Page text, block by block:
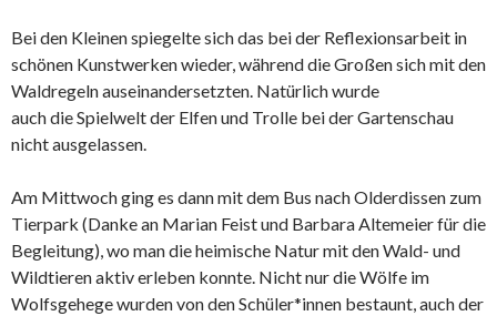
Bei den Kleinen spiegelte sich das bei der Reflexionsarbeit in
schönen Kunstwerken wieder, während die Großen sich mit den
Waldregeln auseinandersetzten. Natürlich wurde
auch die Spielwelt der Elfen und Trolle bei der Gartenschau
nicht ausgelassen.
Am Mittwoch ging es dann mit dem Bus nach Olderdissen zum
Tierpark (Danke an Marian Feist und Barbara Altemeier für die
Begleitung), wo man die heimische Natur mit den Wald- und
Wildtieren aktiv erleben konnte. Nicht nur die Wölfe im
Wolfsgehege wurden von den Schüler*innen bestaunt, auch der